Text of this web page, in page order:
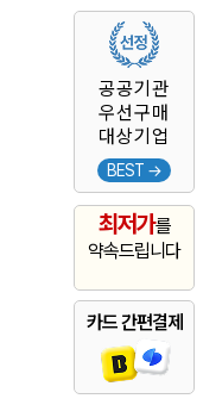
공공기관
우선구매
대상기업
BEST →
최저가를
약속드립니다
카드 간편결제